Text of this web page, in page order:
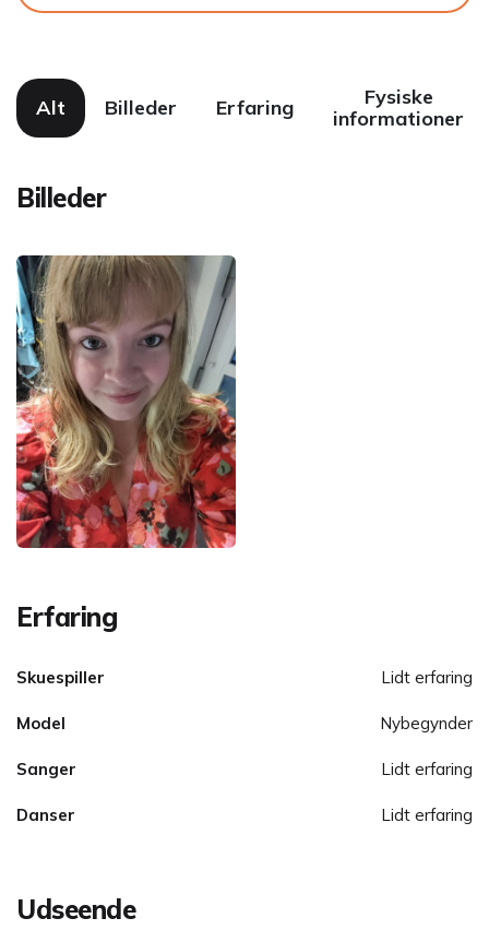
Alt Billeder Erfaring
Fysiske
informationer
Billeder
Erfaring
Skuespiller Lidt erfaring
Model Nybegynder
Sanger Lidt erfaring
Danser Lidt erfaring
Udseende